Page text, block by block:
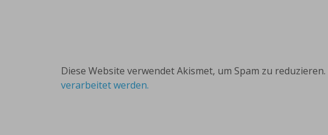
Diese Website verwendet Akismet, um Spam zu reduzieren.
verarbeitet werden.